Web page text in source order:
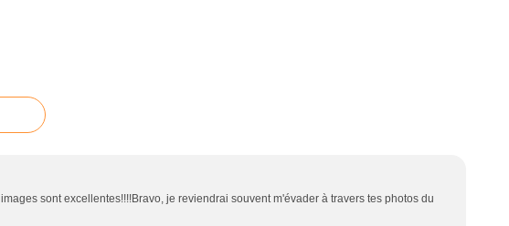
sont excellentes!!!!Bravo, je reviendrai souvent m'évader à travers tes photos du